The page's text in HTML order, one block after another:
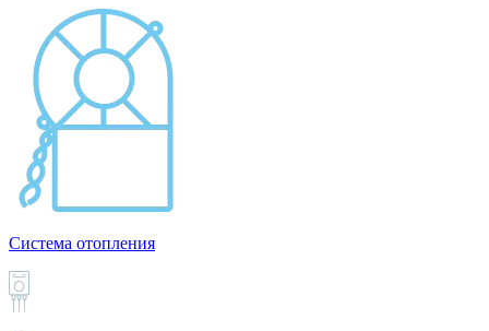
Система отопления